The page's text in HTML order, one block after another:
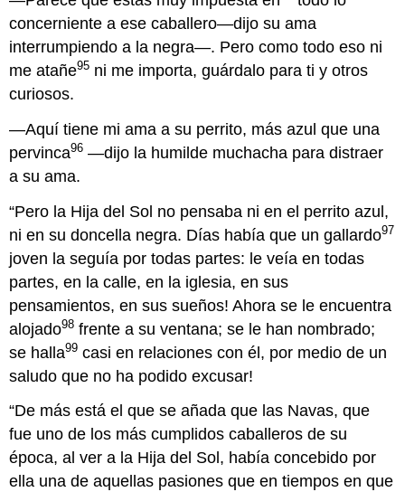
concerniente a ese caballero—dijo su ama
interrumpiendo a la negra—. Pero como todo eso ni
me atañe95 ni me importa, guárdalo para ti y otros
curiosos.
—Aquí tiene mi ama a su perrito, más azul que una
pervinca96 —dijo la humilde muchacha para distraer
a su ama.
“Pero la Hija del Sol no pensaba ni en el perrito azul,
ni en su doncella negra. Días había que un gallardo97
joven la seguía por todas partes: le veía en todas
partes, en la calle, en la iglesia, en sus
pensamientos, en sus sueños! Ahora se le encuentra
alojado98 frente a su ventana; se le han nombrado;
se halla99 casi en relaciones con él, por medio de un
saludo que no ha podido excusar!
“De más está el que se añada que las Navas, que
fue uno de los más cumplidos caballeros de su
época, al ver a la Hija del Sol, había concebido por
ella una de aquellas pasiones que en tiempos en que